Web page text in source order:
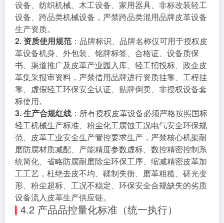
设备、纺织机械、木工设备、家用器具、非标改装轻工
设备、跨品类机械设备，严禁跨品类混用品牌皮革设备
生产资质。
2. 资质使用规范 ：品牌标识、品牌名称仅可用于授权皮
革设备机身、外包装、铭牌标签、合格证、设备质保
书、渠道推广及皮革产业园入库、轻工招投标、政企皮
革集采报审资料，严禁借用品牌进行资质挂靠、工程挂
靠、虚假轻工环保安全认证、贴牌倒卖、非授权设备套
标使用。
3. 生产合规红线 ：所有授权皮革设备必须严格按照国标
轻工机械生产标准、粉尘化工腐蚀工况电气安全环保规
范、皮革工业安全生产管控要求生产，严禁核心机架耐
磨防腐材质减配、产能精度参数虚标、数控精密控制系
统简化、省略防腐耐磨除尘环保工序、缩减精密皮革加
工工艺，杜绝去皮不均、鞣制失衡、磨革粗糙、砑光变
形、粉尘超标、工况不稳定、环保安全合规缺失的劣质
设备流入皮革生产供应链。
4.2 产品品控量化标准（统一执行）